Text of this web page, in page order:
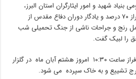
شهید و امور ایثارگران استان البرز،
«خسرو دمیرچلی» جانباز سرافراز ۷۰ درصد و یادگار دوران دفاع مقدس از
رنج و جراحات ناشی از جنگ تحمیلی شب
را لبیک گفت.
پیکر پاک این جانباز شهید سرافراز ساعت ۱۰:۳۰ امروز هشتم آبان ماه در گلزار
تشییع و به خاک سپرده می شود.